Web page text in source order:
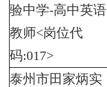
验中学-高中英语
教师<岗位代
码:017>
泰州市田家炳实